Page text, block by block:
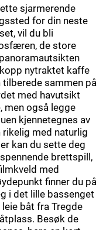
sjarmerende
for din neste
vil du bli
de store
nytraktet kaffe
sammen på
med havutsikt
men også legge
kjennetegnes av
med naturlig
kan du sette deg
brettspill,
med
finner du på
i det lille bassenget
leie båt fra Tregde
Besøk de